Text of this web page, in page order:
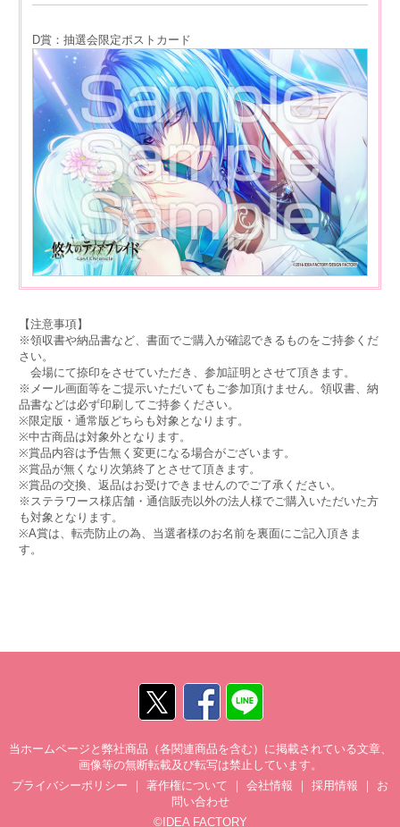
D賞：抽選会限定ポストカード
【注意事項】
※領収書や納品書など、書面でご購入が確認できるものをご持参くだ
さい。
会場にて捺印をさせていただき、参加証明とさせて頂きます。
※メール画面等をご提示いただいてもご参加頂けません。領収書、納
品書などは必ず印刷してご持参ください。
※限定版・通常版どちらも対象となります。
※中古商品は対象外となります。
※賞品内容は予告無く変更になる場合がございます。
※賞品が無くなり次第終了とさせて頂きます。
※賞品の交換、返品はお受けできませんのでご了承ください。
※ステラワース様店舗・通信販売以外の法人様でご購入いただいた方
も対象となります。
※A賞は、転売防止の為、当選者様のお名前を裏面にご記入頂きま
す。
当ホームページと弊社商品（各関連商品を含む）に掲載されている文章、
画像等の無断転載及び転写は禁止しています。
プライバシーポリシー ｜ 著作権について ｜ 会社情報 ｜ 採用情報 ｜ お
問い合わせ
©IDEA FACTORY